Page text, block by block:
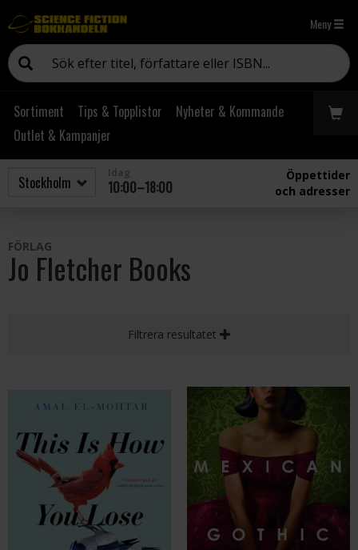
Meny
Sortiment Tips & Topplistor
Nyheter & Kommande
Outlet & Kampanjer
10:00–18:00
Öppettider
och adresser
FÖRLAG
Jo Fletcher Books
Filtrera resultatet